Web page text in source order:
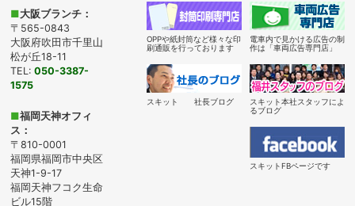
■大阪ブランチ：
〒565-0843
大阪府吹田市千里山
松が丘18-11
TEL:050-3387-
1575
■福岡天神オフィ
ス：
〒810-0001
福岡県福岡市中央区
天神1-9-17
福岡天神フコク生命
ビル15階
OPPや紙封筒など様々な印
刷通販を行っております
電車内で見かける広告の制
作は「車両広告専門店」
スキット 社長ブログ
スキット本社スタッフによ
るブログ
スキットFBページです